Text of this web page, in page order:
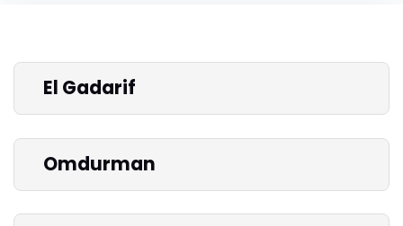
El Gadarif
Omdurman